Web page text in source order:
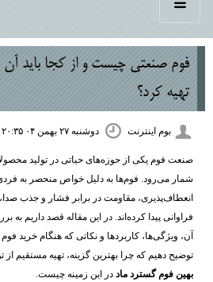
فوم صنعتی چیست و از کجا باید آن را
تهیه کرد؟
بوم اینترنت دوشنبه ۲۷ بهمن ۰۴ ۲۰:۳۵
صنعت فوم یکی از حوزه‌های حیاتی در تولید
شمار می‌رود. فوم‌ها به دلیل خواص منحصر به فردی
انعطاف‌پذیری، مقاومت در برابر فشار و جذب صدا،
فراوانی پیدا کرده‌اند. در این مقاله قصد داریم به
آن، ویژگی‌ها، کاربردها و نکاتی که هنگام خرید فوم
توضیح دهیم که چرا بهترین گزینه، تهیه مستقیم از
بهین فوم گسترد ماددر این زمینه چیست.